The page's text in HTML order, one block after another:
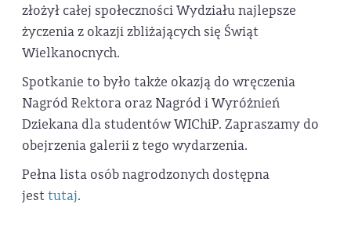
złożył całej społeczności Wydziału najlepsze
życzenia z okazji zbliżających się Świąt
Wielkanocnych.
Spotkanie to było także okazją do wręczenia
Nagród Rektora oraz Nagród i Wyróżnień
Dziekana dla studentów WIChiP. Zapraszamy do
obejrzenia galerii z tego wydarzenia.
Pełna lista osób nagrodzonych dostępna
jest tutaj.